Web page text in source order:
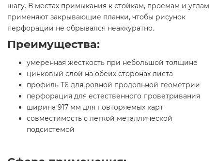
шагу. В местах примыкания к стойкам, проемам и углам
применяют закрывающие планки, чтобы рисунок
перфорации не обрывался неаккуратно.
Преимущества:
умеренная жесткость при небольшой толщине
цинковый слой на обеих сторонах листа
профиль Т6 для ровной продольной геометрии
перфорация для естественного проветривания
ширина 917 мм для повторяемых карт
совместимость с легкой металлической
подсистемой